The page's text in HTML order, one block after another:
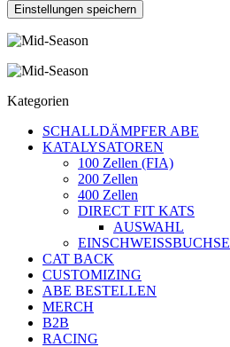
Kategorien
SCHALLDÄMPFER ABE
KATALYSATOREN
100 Zellen (FIA)
200 Zellen
400 Zellen
DIRECT FIT KATS
AUSWAHL
EINSCHWEISSBUCHSE
CAT BACK
CUSTOMIZING
ABE BESTELLEN
MERCH
B2B
RACING